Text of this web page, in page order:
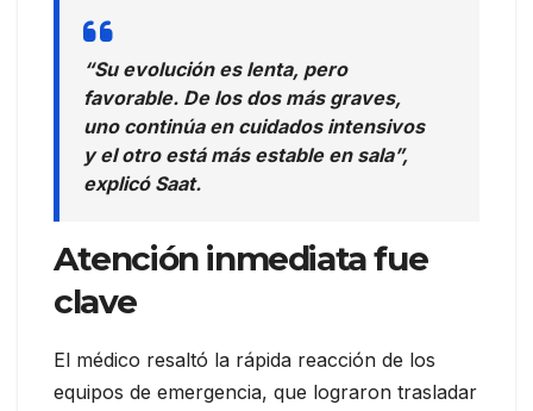
“Su evolución es lenta, pero
favorable. De los dos más graves,
uno continúa en cuidados intensivos
y el otro está más estable en sala”,
explicó Saat.
Atención inmediata fue
clave
El médico resaltó la rápida reacción de los
equipos de emergencia, que lograron trasladar